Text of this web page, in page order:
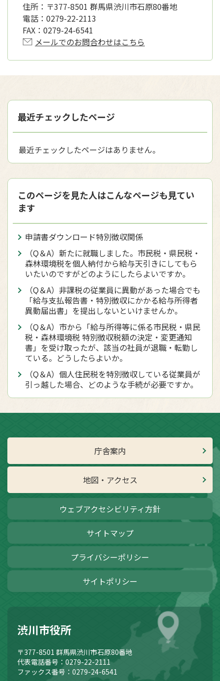
住所： 〒377-8501 群馬県渋川市石原80番地
電話： 0279-22-2113
FAX： 0279-24-6541
メールでのお問合わせはこちら
最近チェックしたページ
最近チェックしたページはありません。
このページを見た人はこんなページも見てい
ます
申請書ダウンロード特別徴収関係
（Q＆A）新たに就職しました。市民税・県民税・
森林環境税を個人納付から給与天引きにしてもら
いたいのですがどのようにしたらよいですか。
（Q＆A）非課税の従業員に異動があった場合でも
「給与支払報告書・特別徴収にかかる給与所得者
異動届出書」を提出しないといけませんか。
（Q＆A）市から「給与所得等に係る市民税・県民
税・森林環境税 特別徴収税額の決定・変更通知
書」を受け取ったが、該当の社員が退職・転勤し
ている。どうしたらよいか。
（Q＆A）個人住民税を特別徴収している従業員が
引っ越した場合、どのような手続が必要ですか。
庁舎案内
地図・アクセス
ウェブアクセシビリティ方針
サイトマップ
プライバシーポリシー
サイトポリシー
渋川市役所
〒377-8501 群馬県渋川市石原80番地
代表電話番号：0279-22-2111
ファックス番号：0279-24-6541